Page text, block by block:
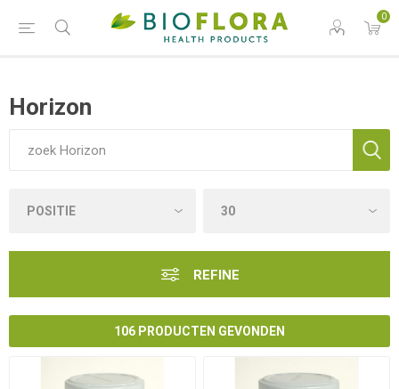
0
Horizon
REFINE
106 PRODUCTEN GEVONDEN